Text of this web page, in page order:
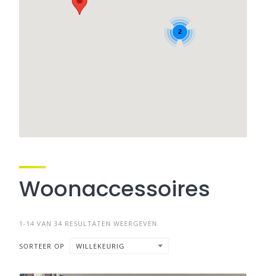
2
Woonaccessoires
1-14 VAN 34 RESULTATEN WEERGEVEN
SORTEER OP WILLEKEURIG